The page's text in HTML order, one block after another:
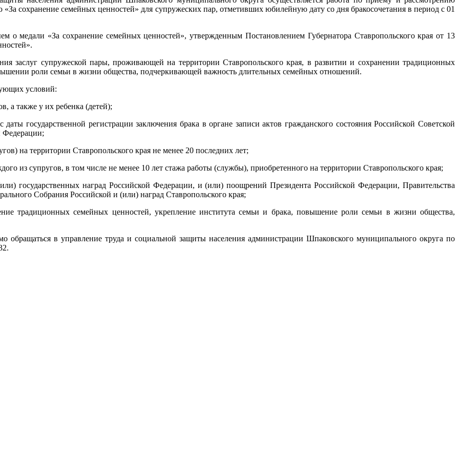
сохранение семейных ценностей» для супружеских пар, отметивших юбилейную дату со дня бракосочетания в период с 01
о медали «За сохранение семейных ценностей», утвержденным Постановлением Губернатора Ставропольского края от 13
заслуг супружеской пары, проживающей на территории Ставропольского края, в развитии и сохранении традиционных
роли семьи в жизни общества, подчеркивающей важность длительных семейных отношений.
условий:
а также у их ребенка (детей);
государственной регистрации заключения брака в органе записи актов гражданского состояния Российской Советской
Федерации;
на территории Ставропольского края не менее 20 последних лет;
из супругов, в том числе не менее 10 лет стажа работы (службы), приобретенного на территории Ставропольского края;
государственных наград Российской Федерации, и (или) поощрений Президента Российской Федерации, Правительства
Собрания Российской и (или) наград Ставропольского края;
традиционных семейных ценностей, укрепление института семьи и брака, повышение роли семьи в жизни общества,
обращаться в управление труда и социальной защиты населения администрации Шпаковского муниципального округа по